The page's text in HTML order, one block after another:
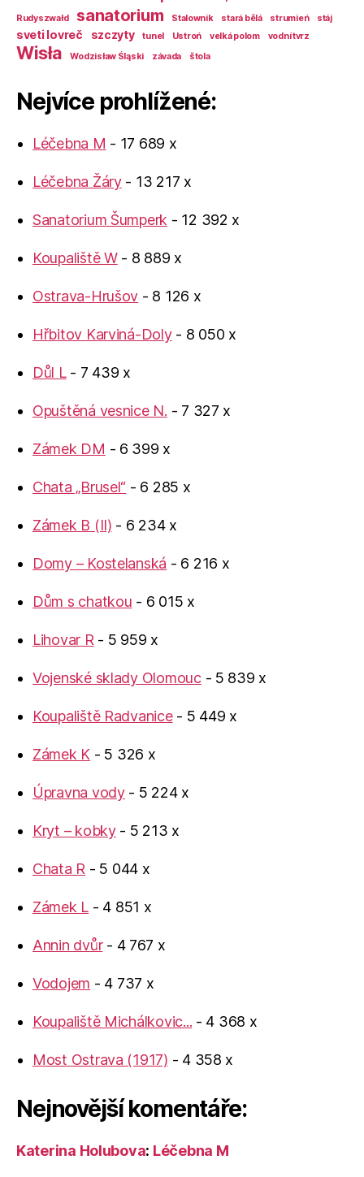
Rudyszwałd
sanatorium Stalownik stará bělá strumień stáj
sveti lovreč szczyty tunel Ustroń velká polom vodní tvrz
Wisła Wodzisław Śląski závada štola
Nejvíce prohlížené:
Léčebna M - 17 689 x
Léčebna Žáry- 13 217 x
Sanatorium Šumperk - 12 392 x
Koupaliště W- 8 889 x
Ostrava-Hrušov - 8 126 x
Hřbitov Karviná-Doly- 8 050 x
Důl L- 7 439 x
Opuštěná vesnice N. - 7 327 x
Zámek DM - 6 399 x
Chata „Brusel“ - 6 285 x
Zámek B (II) - 6 234 x
Domy – Kostelanská - 6 216 x
Dům s chatkou - 6 015 x
Lihovar R - 5 959 x
Vojenské sklady Olomouc- 5 839 x
Koupaliště Radvanice- 5 449 x
Zámek K - 5 326 x
Úpravna vody- 5 224 x
Kryt – kobky- 5 213 x
Chata R - 5 044 x
Zámek L - 4 851 x
Annin dvůr- 4 767 x
Vodojem - 4 737 x
Koupaliště Michálkovic... - 4 368 x
Most Ostrava (1917) - 4 358 x
Nejnovější komentáře:
Katerina Holubova: Léčebna M